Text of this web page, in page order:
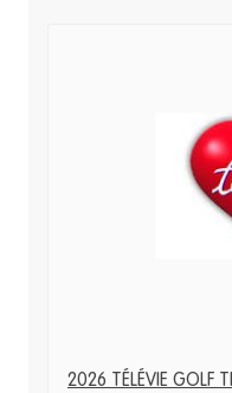
2026 TÉLÉVIE GOLF